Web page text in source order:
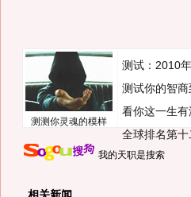
测测你灵魂的模样
测试：2010
测试你的智
看你这一生有
全球排名第
我的天职是搜索